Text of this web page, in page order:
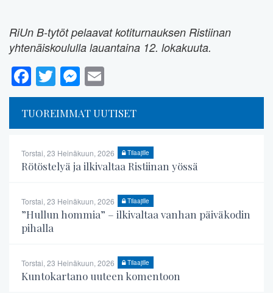
RiUn B-tytöt pelaavat kotiturnauksen Ristiinan
yhtenäiskoululla lauantaina 12. lokakuuta.
Facebook
TwitterMessenger
TUOREIMMAT UUTISET
Torstai, 23 Heinäkuun, 2026 Tilaajille
Rötöstelyä ja ilkivaltaa Ristiinan yössä
Torstai, 23 Heinäkuun, 2026 Tilaajille
”Hullun hommia” – ilkivaltaa vanhan päiväkodin
pihalla
Torstai, 23 Heinäkuun, 2026 Tilaajille
Kuntokartano uuteen komentoon